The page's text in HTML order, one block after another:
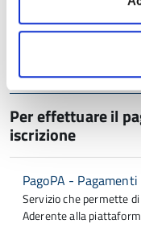
Per supporto o
Per effettuare il
iscrizione
PagoPA -
Servizio che permette
Aderente alla